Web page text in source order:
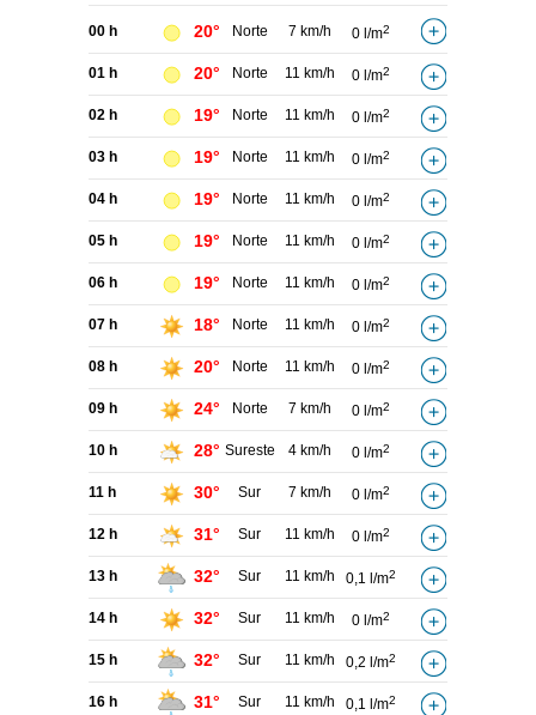
00 h 20° Norte 7 km/h 0 l/m2
01 h 20° Norte 11 km/h 0 l/m2
02 h 19° Norte 11 km/h 0 l/m2
03 h 19° Norte 11 km/h 0 l/m2
04 h 19° Norte 11 km/h 0 l/m2
05 h 19° Norte 11 km/h 0 l/m2
06 h 19° Norte 11 km/h 0 l/m2
07 h 18° Norte 11 km/h 0 l/m2
08 h 20° Norte 11 km/h 0 l/m2
09 h 24° Norte 7 km/h 0 l/m2
10 h 28° Sureste 4 km/h 0 l/m2
11 h 30° Sur 7 km/h 0 l/m2
12 h 31° Sur 11 km/h 0 l/m2
13 h 32° Sur 11 km/h 0,1 l/m2
14 h 32° Sur 11 km/h 0 l/m2
15 h 32° Sur 11 km/h 0,2 l/m2
16 h 31° Sur 11 km/h 0,1 l/m2